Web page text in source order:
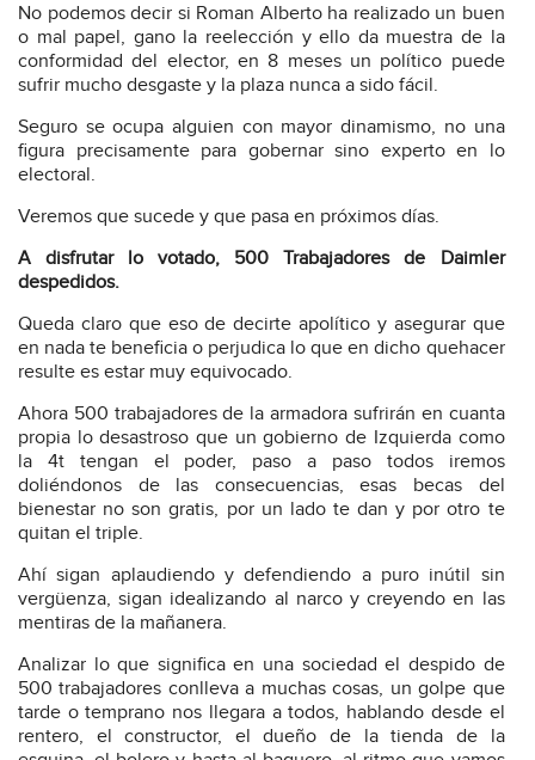
No podemos decir si Roman Alberto ha realizado un buen
o mal papel, gano la reelección y ello da muestra de la
conformidad del elector, en 8 meses un político puede
sufrir mucho desgaste y la plaza nunca a sido fácil.
Seguro se ocupa alguien con mayor dinamismo, no una
figura precisamente para gobernar sino experto en lo
electoral.
Veremos que sucede y que pasa en próximos días.
A disfrutar lo votado, 500 Trabajadores de Daimler
despedidos.
Queda claro que eso de decirte apolítico y asegurar que
en nada te beneficia o perjudica lo que en dicho quehacer
resulte es estar muy equivocado.
Ahora 500 trabajadores de la armadora sufrirán en cuanta
propia lo desastroso que un gobierno de Izquierda como
la 4t tengan el poder, paso a paso todos iremos
doliéndonos de las consecuencias, esas becas del
bienestar no son gratis, por un lado te dan y por otro te
quitan el triple.
Ahí sigan aplaudiendo y defendiendo a puro inútil sin
vergüenza, sigan idealizando al narco y creyendo en las
mentiras de la mañanera.
Analizar lo que significa en una sociedad el despido de
500 trabajadores conlleva a muchas cosas, un golpe que
tarde o temprano nos llegara a todos, hablando desde el
rentero, el constructor, el dueño de la tienda de la